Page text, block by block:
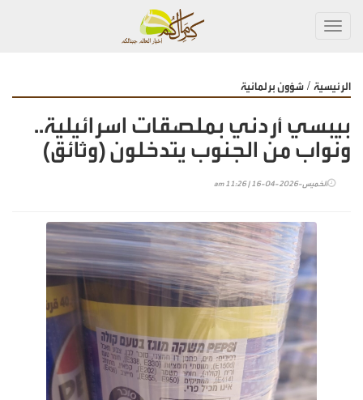
الرئيسية / شؤون برلمانية
بيبسي أردني بملصقات اسرائيلية..
ونواب من الجنوب يتدخلون (وثائق)
الخميس-2026-04-16 | 11:26 am